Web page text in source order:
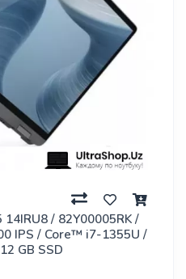
/ 82Y00005RK /
IPS / Core™ i7-1355U /
GB SSD